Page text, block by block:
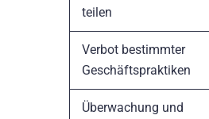
teilen
Verbot bestimmter
Geschäftspraktiken
Überwachung und